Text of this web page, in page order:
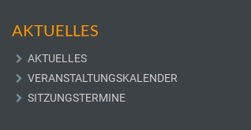
AKTUELLES
AKTUELLES
VERANSTALTUNGSKALENDER
SITZUNGSTERMINE